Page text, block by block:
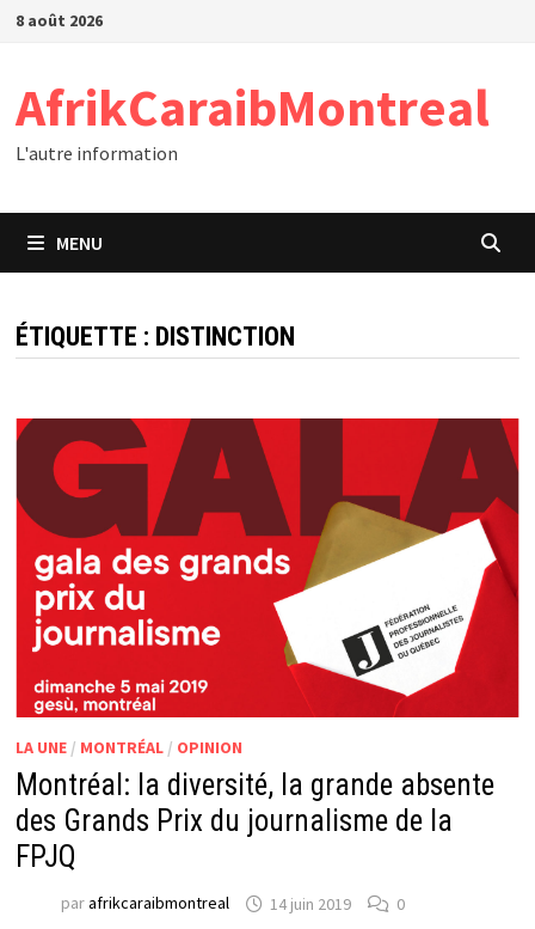
Passer
8 août 2026
AfrikCaraibMontreal
L'autre information
MENU
ÉTIQUETTE : DISTINCTION
LA UNE/ MONTRÉAL/ OPINION
Montréal: la diversité, la grande absente
des Grands Prix du journalisme de la
FPJQ
parafrikcaraibmontreal 14 juin 2019 0